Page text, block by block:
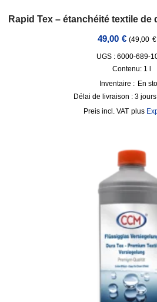
Rapid Tex – étanchéité textile
49,00 € (49,00 €
UGS : 6000-689-
Contenu: 1 l
Inventaire : En
Délai de livraison : 3
incl. VAT plus